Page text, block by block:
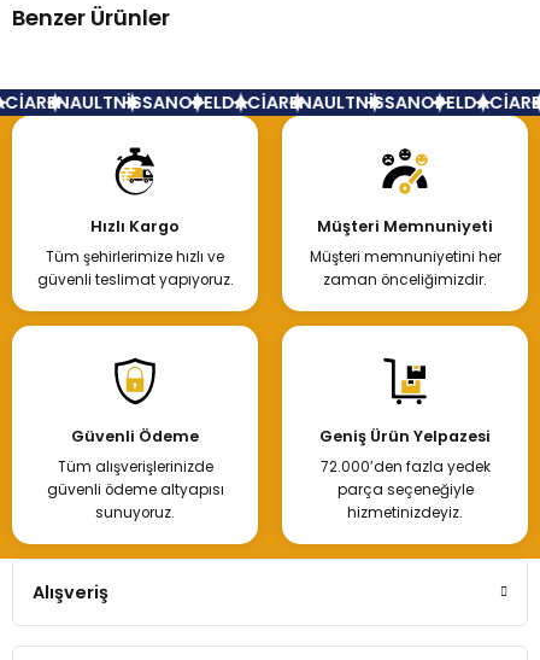
Benzer Ürünler
Hemen İncele
Renault Fluence Salıncak Burcu Küçük
300,00 TL
Hemen İncele
RENAULTNİSSANOPELDACİARENAULTNİSSANOPELDACİA
Hızlı Kargo
Tüm şehirlerimize hızlı ve
güvenli teslimat yapıyoruz.
Müşteri Memnuniyeti
Müşteri memnuniyetini her
zaman önceliğimizdir.
Güvenli Ödeme
Tüm alışverişlerinizde
güvenli ödeme altyapısı
sunuyoruz.
Geniş Ürün Yelpazesi
72.000’den fazla yedek
parça seçeneğiyle
hizmetinizdeyiz.
Alışveriş